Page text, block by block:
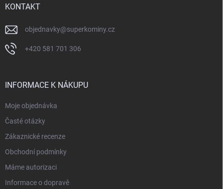
KONTAKT
objednavky@superkominy.cz
+420 581 701 306
INFORMACE K NÁKUPU
Moje objednávka
Časté otázky
Zákaznické recenze
Obchodní podmínky
Máme autorizaci
Informace o dopravě